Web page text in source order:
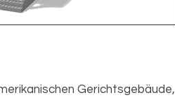
Gerichtsgebäude,